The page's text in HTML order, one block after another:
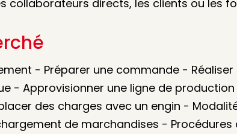
collaborateurs directs, les clients ou les
- Préparer une commande - Réaliser
- Approvisionner une ligne de production
des charges avec un engin -
de marchandises - Procédures